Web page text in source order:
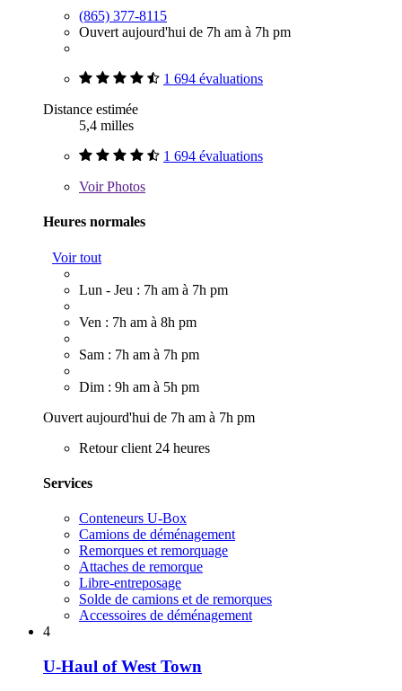
(865) 377-8115
Ouvert aujourd'hui de 7h am à 7h pm
1 694 évaluations
Distance estimée
5,4 milles
1 694 évaluations
VoirPhotos
Heures normales
Voir tout
Lun - Jeu : 7h am à 7h pm
Ven : 7h am à 8h pm
Sam : 7h am à 7h pm
Dim : 9h am à 5h pm
Ouvert aujourd'hui de 7h am à 7h pm
Retour client 24 heures
Services
Conteneurs U-Box
Camions de déménagement
Remorques et remorquage
Attaches de remorque
Libre-entreposage
Solde de camions et de remorques
Accessoires de déménagement
4
U-Haul of West Town